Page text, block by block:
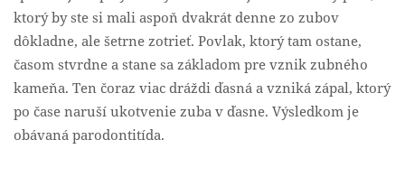
ktorý by ste si mali aspoň dvakrát denne zo zubov
dôkladne, ale šetrne zotrieť. Povlak, ktorý tam ostane,
časom stvrdne a stane sa základom pre vznik zubného
kameňa. Ten čoraz viac dráždi ďasná a vzniká zápal, ktorý
po čase naruší ukotvenie zuba v ďasne. Výsledkom je
obávaná parodontitída.